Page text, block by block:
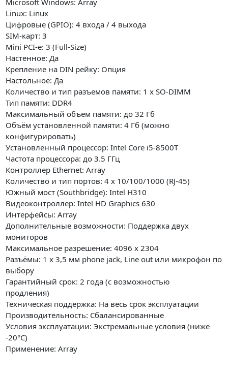
Linux: Linux
Цифровые (GPIO): 4 входа / 4 выхода
SIM-карт: 3
Mini PCI-e: 3 (Full-Size)
Настенное: Да
Крепление на DIN рейку: Опция
Настольное: Да
Количество и тип разъемов памяти: 1 x SO-DIMM
Тип памяти: DDR4
Максимальный объем памяти: до 32 Гб
Объём установленной памяти: 4 Гб (можно
конфигурировать)
Установленный процессор: Intel Core i5-8500T
Частота процессора: до 3.5 ГГц
Контроллер Ethernet: Array
Количество и тип портов: 4 x 10/100/1000 (RJ-45)
Южный мост (Southbridge): Intel H310
Видеоконтроллер: Intel HD Graphics 630
Интерфейсы: Array
Дополнительные возможности: Поддержка двух
мониторов
Максимальное разрешение: 4096 x 2304
Разъёмы: 1 x 3,5 мм phone jack, Line out или микрофон по
выбору
Гарантийный срок: 2 года (с возможностью
продления)
Техническая поддержка: На весь срок эксплуатации
Производительность: Сбалансированные
Условия эксплуатации: Экстремальные условия (ниже
-20°С)
Применение: Array